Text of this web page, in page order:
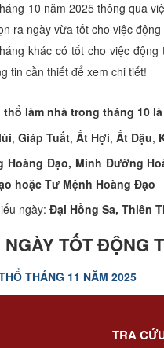
10 năm 2025 thông qua
ra ngày vừa tốt cho việc
khác có tốt cho việc
tin cần thiết để xem chi tiết!
làm nhà trong tháng 10
, Giáp Tuất, Ất Hợi, Ất Dậu,
Hoàng Đạo, Minh Đường
hoặc Tư Mệnh Hoàng Đạo
ngày: Đại Hồng Sa, Thiên
TỐT ĐỘNG
THÁNG 11 NĂM 2025
TRA